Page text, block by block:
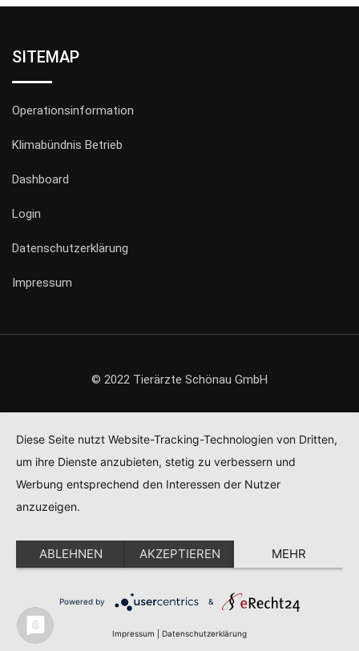
SITEMAP
Operationsinformation
Klimabündnis Betrieb
Dashboard
Login
Datenschutzerklärung
Impressum
© 2022 Tierärzte Schönau GmbH
Diese Seite nutzt Website-Tracking-Technologien von Dritten,
um ihre Dienste anzubieten, stetig zu verbessern und
Werbung entsprechend den Interessen der Nutzer
anzuzeigen.
ABLEHNEN AKZEPTIEREN MEHR
Powered by &
Impressum Datenschutzerklärung